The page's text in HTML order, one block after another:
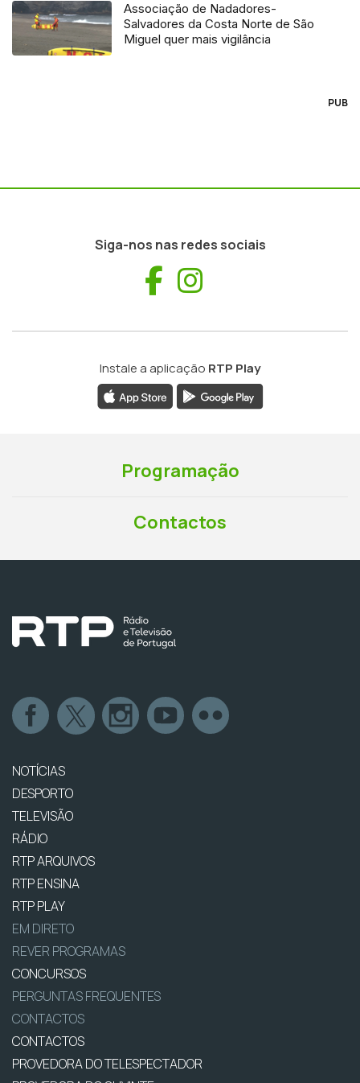
Associação de Nadadores-
Salvadores da Costa Norte de São
Miguel quer mais vigilância
PUB
Siga-nos nas redes sociais
Facebook
Instale a aplicação RTP Play
Programação
Contactos
NOTÍCIAS
DESPORTO
TELEVISÃO
RÁDIO
RTP ARQUIVOS
RTP ENSINA
RTP PLAY
EM DIRETO
REVER PROGRAMAS
CONCURSOS
PERGUNTAS FREQUENTES
CONTACTOS
CONTACTOS
PROVEDORA DO TELESPECTADOR